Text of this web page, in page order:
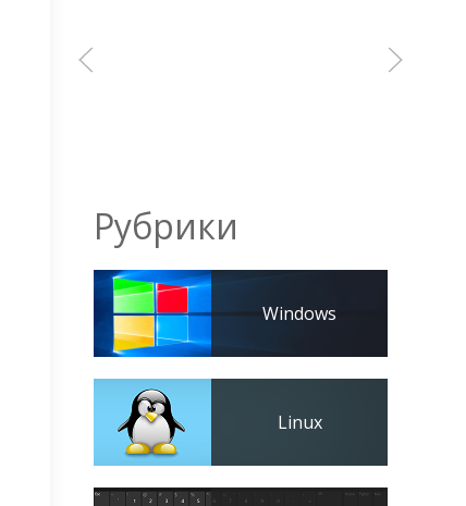
Рубрики
Windows
Linux